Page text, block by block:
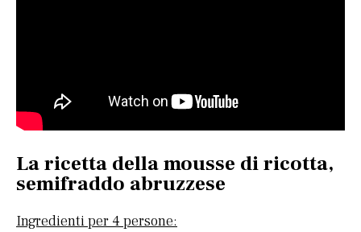
La ricetta della mousse di ricotta,
semifraddo abruzzese
Ingredienti per 4 persone: